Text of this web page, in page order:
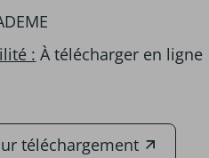
: À télécharger en ligne
téléchargement